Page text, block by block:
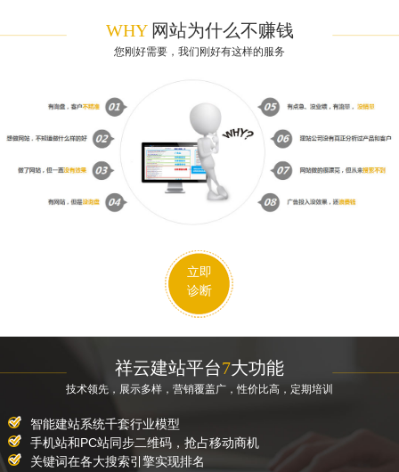
WHY网站为什么不赚钱
您刚好需要，我们刚好有这样的服务
立即
诊断
祥云建站平台7大功能
技术领先，展示多样，营销覆盖广，性价比高，定期培训
智能建站系统千套行业模型
手机站和PC站同步二维码，抢占移动商机
关键词在各大搜索引擎实现排名